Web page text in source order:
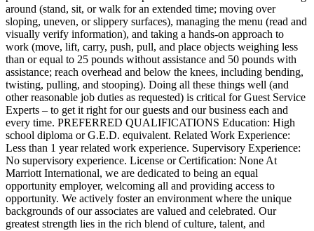
around (stand, sit, or walk for an extended time; moving over
sloping, uneven, or slippery surfaces), managing the menu (read and
visually verify information), and taking a hands-on approach to
work (move, lift, carry, push, pull, and place objects weighing less
than or equal to 25 pounds without assistance and 50 pounds with
assistance; reach overhead and below the knees, including bending,
twisting, pulling, and stooping). Doing all these things well (and
other reasonable job duties as requested) is critical for Guest Service
Experts – to get it right for our guests and our business each and
every time. PREFERRED QUALIFICATIONS Education: High
school diploma or G.E.D. equivalent. Related Work Experience:
Less than 1 year related work experience. Supervisory Experience:
No supervisory experience. License or Certification: None At
Marriott International, we are dedicated to being an equal
opportunity employer, welcoming all and providing access to
opportunity. We actively foster an environment where the unique
backgrounds of our associates are valued and celebrated. Our
greatest strength lies in the rich blend of culture, talent, and